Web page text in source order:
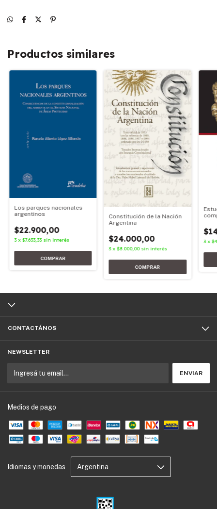
Productos similares
Los parques nacionales
argentinos
$22.900,00
3 x $7.633,33 sin interés
Constitución de la Nación
Argentina
$24.000,00
3 x$8.000,00 sin interés
3 x
CONTACTÁNOS
NEWSLETTER
Medios de pago
Idiomas y monedas